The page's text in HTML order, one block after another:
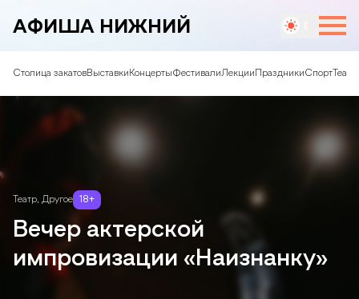
АФИША НИЖНИЙ
Столица закатовВыставкиКонцертыФестивалиЛекции ПраздникиСпорт
Театр, Другое 18+
Вечер актерской
импровизации «Наизнанку»